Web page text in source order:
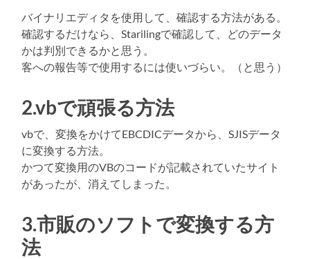
バイナリエディタを使用して、確認する方法がある。
確認するだけなら、Starilingで確認して、どのデータ
かは判別できるかと思う。
客への報告等で使用するには使いづらい。（と思う）
2.vbで頑張る方法
vbで、変換をかけてEBCDICデータから、SJISデータ
に変換する方法。
かつて変換用のVBのコードが記載されていたサイト
があったが、消えてしまった。
3.市販のソフトで変換する方
法